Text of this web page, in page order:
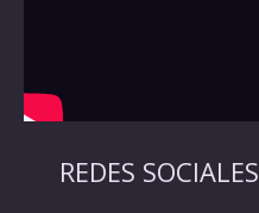
REDES SOCIALES